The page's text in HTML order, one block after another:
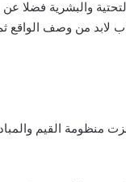
والبشرية فضلا عن
لابد من وصف الواقع
منظومة القيم